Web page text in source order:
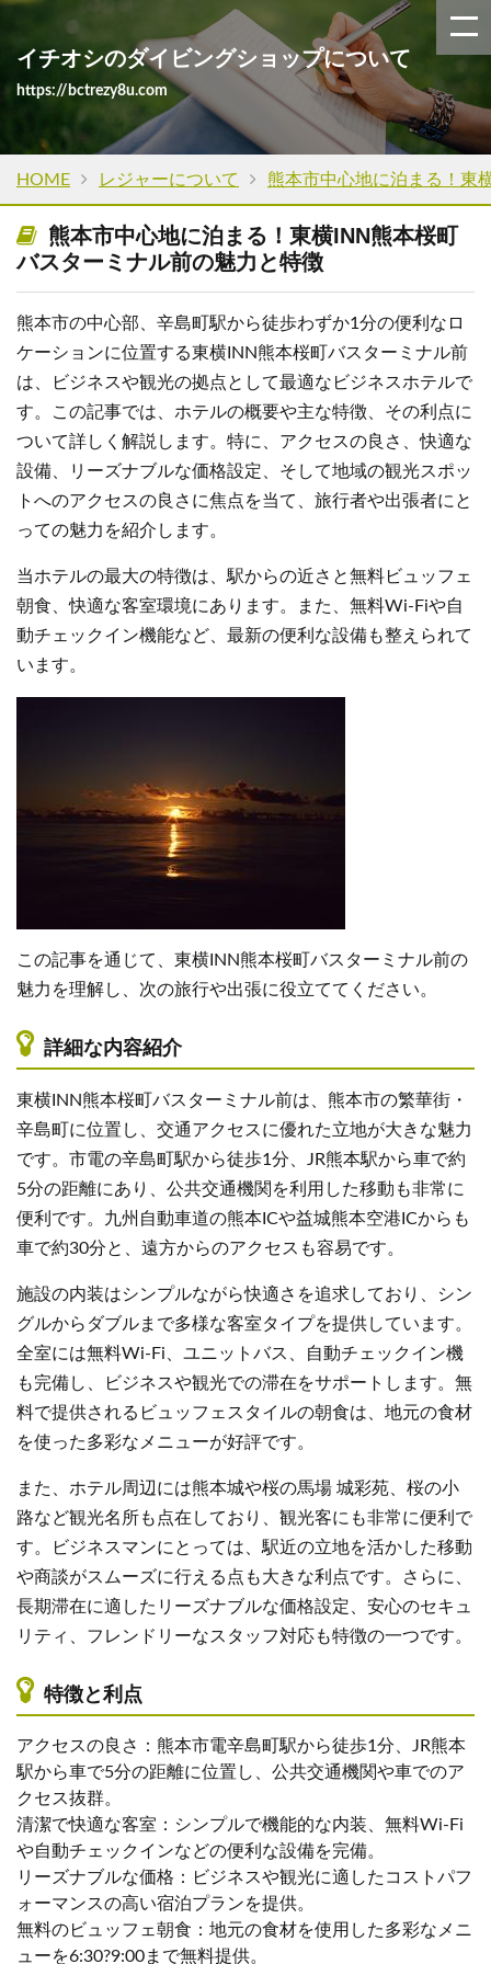
イチオシのダイビングショップについて
https://bctrezy8u.com
HOME レジャーについて 熊本市中心地に泊まる！東
熊本市中心地に泊まる！東横INN熊本桜町
バスターミナル前の魅力と特徴
熊本市の中心部、辛島町駅から徒歩わずか1分の便利なロ
ケーションに位置する東横INN熊本桜町バスターミナル前
は、ビジネスや観光の拠点として最適なビジネスホテルで
す。この記事では、ホテルの概要や主な特徴、その利点に
ついて詳しく解説します。特に、アクセスの良さ、快適な
設備、リーズナブルな価格設定、そして地域の観光スポッ
トへのアクセスの良さに焦点を当て、旅行者や出張者にと
っての魅力を紹介します。
当ホテルの最大の特徴は、駅からの近さと無料ビュッフェ
朝食、快適な客室環境にあります。また、無料Wi-Fiや自
動チェックイン機能など、最新の便利な設備も整えられて
います。
この記事を通じて、東横INN熊本桜町バスターミナル前の
魅力を理解し、次の旅行や出張に役立ててください。
詳細な内容紹介
東横INN熊本桜町バスターミナル前は、熊本市の繁華街・
辛島町に位置し、交通アクセスに優れた立地が大きな魅力
です。市電の辛島町駅から徒歩1分、JR熊本駅から車で約
5分の距離にあり、公共交通機関を利用した移動も非常に
便利です。九州自動車道の熊本ICや益城熊本空港ICからも
車で約30分と、遠方からのアクセスも容易です。
施設の内装はシンプルながら快適さを追求しており、シン
グルからダブルまで多様な客室タイプを提供しています。
全室には無料Wi-Fi、ユニットバス、自動チェックイン機
も完備し、ビジネスや観光での滞在をサポートします。無
料で提供されるビュッフェスタイルの朝食は、地元の食材
を使った多彩なメニューが好評です。
また、ホテル周辺には熊本城や桜の馬場 城彩苑、桜の小
路など観光名所も点在しており、観光客にも非常に便利で
す。ビジネスマンにとっては、駅近の立地を活かした移動
や商談がスムーズに行える点も大きな利点です。さらに、
長期滞在に適したリーズナブルな価格設定、安心のセキュ
リティ、フレンドリーなスタッフ対応も特徴の一つです。
特徴と利点
アクセスの良さ：熊本市電辛島町駅から徒歩1分、JR熊本
駅から車で5分の距離に位置し、公共交通機関や車でのア
クセス抜群。
清潔で快適な客室：シンプルで機能的な内装、無料Wi-Fi
や自動チェックインなどの便利な設備を完備。
リーズナブルな価格：ビジネスや観光に適したコストパフ
ォーマンスの高い宿泊プランを提供。
無料のビュッフェ朝食：地元の食材を使用した多彩なメニ
ューを6:30?9:00まで無料提供。